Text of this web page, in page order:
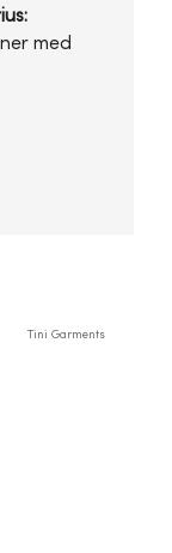
med
Tini Garments